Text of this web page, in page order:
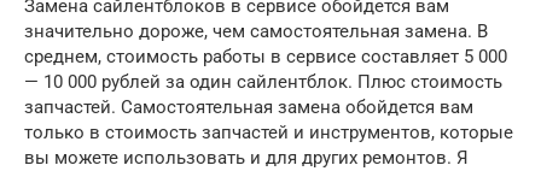
Замена сайлентблоков в сервисе обойдется вам
значительно дороже, чем самостоятельная замена. В
среднем, стоимость работы в сервисе составляет 5 000
— 10 000 рублей за один сайлентблок. Плюс стоимость
запчастей. Самостоятельная замена обойдется вам
только в стоимость запчастей и инструментов, которые
вы можете использовать и для других ремонтов. Я